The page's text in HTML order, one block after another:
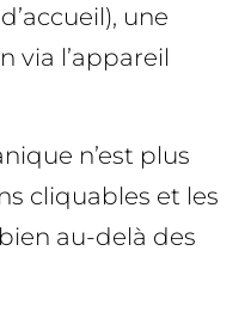
une
via l’appareil
n’est plus
cliquables et les
au-delà des